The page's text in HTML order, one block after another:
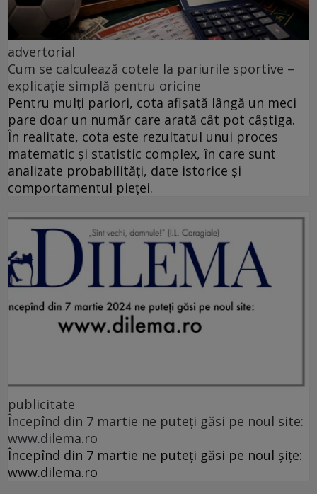
advertorial
Cum se calculează cotele la pariurile sportive –
explicație simplă pentru oricine
Pentru mulți pariori, cota afișată lângă un meci
pare doar un număr care arată cât pot câștiga.
În realitate, cota este rezultatul unui proces
matematic și statistic complex, în care sunt
analizate probabilități, date istorice și
comportamentul pieței.
publicitate
Începînd din 7 martie ne puteți găsi pe noul site:
www.dilema.ro
Începînd din 7 martie ne puteți găsi pe noul șițe:
www.dilema.ro